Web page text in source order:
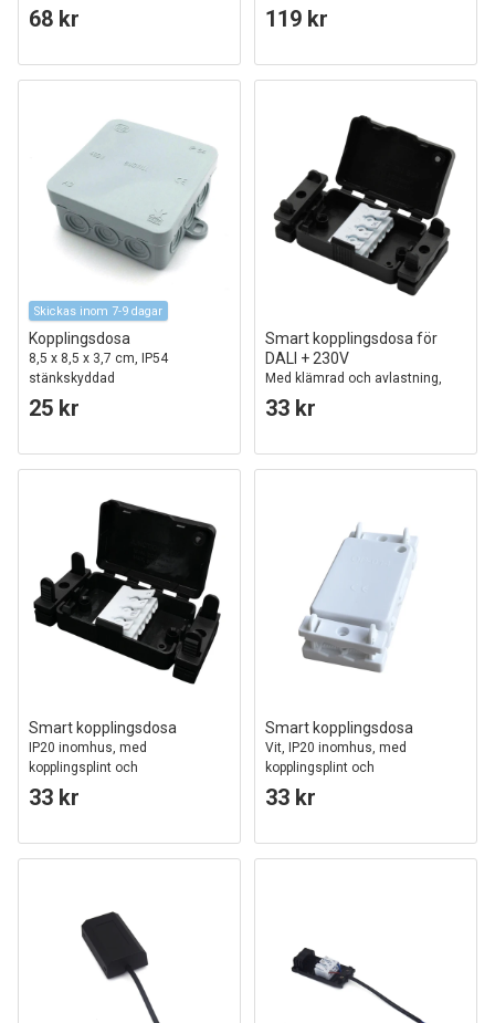
68 kr 119 kr
Skickas inom 7-9 dagar
Kopplingsdosa
8,5 x 8,5 x 3,7 cm, IP54
stänkskyddad
25 kr
Smart kopplingsdosa för
DALI + 230V
Med klämrad och avlastning,
IP20 inomhus
33 kr
Smart kopplingsdosa
IP20 inomhus, med
kopplingsplint och
dragavlastning
33 kr
Smart kopplingsdosa
Vit, IP20 inomhus, med
kopplingsplint och
dragavlastning
33 kr